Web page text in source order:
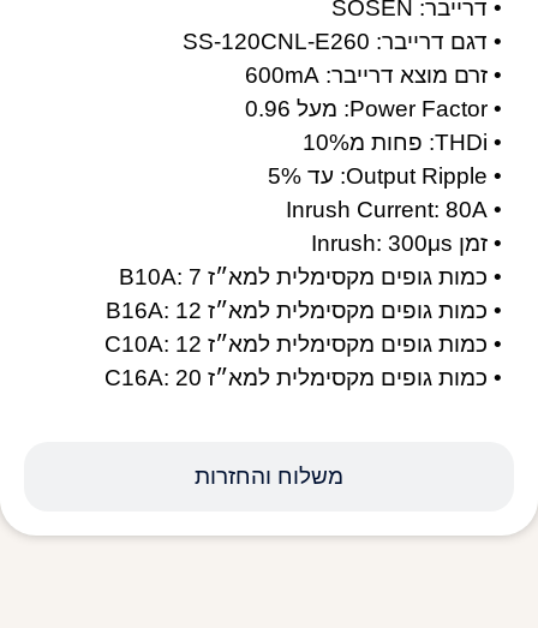
משלוח והחזרות
• דרייבר: SOSEN
• דגם דרייבר: SS-120CNL-E260
• זרם מוצא דרייבר: 600mA
• Power Factor: מעל 0.96
• THDi: פחות מ10%
• Output Ripple: עד 5%
• Inrush Current: 80A
• זמן Inrush: 300μs
• כמות גופים מקסימלית למא״ז B10A: 7
• כמות גופים מקסימלית למא״ז B16A: 12
• כמות גופים מקסימלית למא״ז C10A: 12
• כמות גופים מקסימלית למא״ז C16A: 20